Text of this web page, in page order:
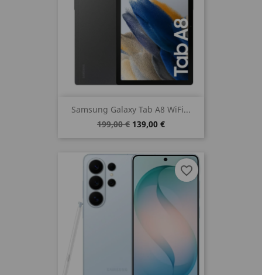
Samsung Galaxy Tab A8 WiFi...
199,00 € 139,00 €
favorite_border